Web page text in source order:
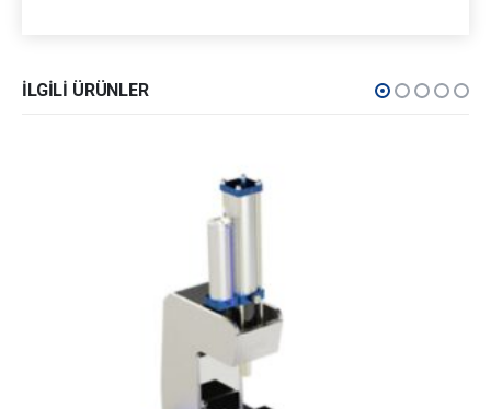
İLGILI ÜRÜNLER